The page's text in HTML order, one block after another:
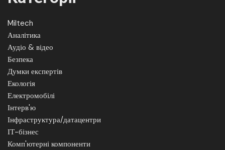
Miltech
Аналітика
Аудіо & відео
Безпека
Думки експертів
Екологія
Електромобілі
Інтерв'ю
Інфраструктура/датацентри
ІТ-бізнес
Комп'ютерні компоненти